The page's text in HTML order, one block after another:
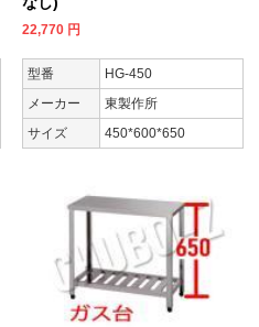
22,770 円
型番
HG-450
メーカー
東製作所
サイズ
450*600*650